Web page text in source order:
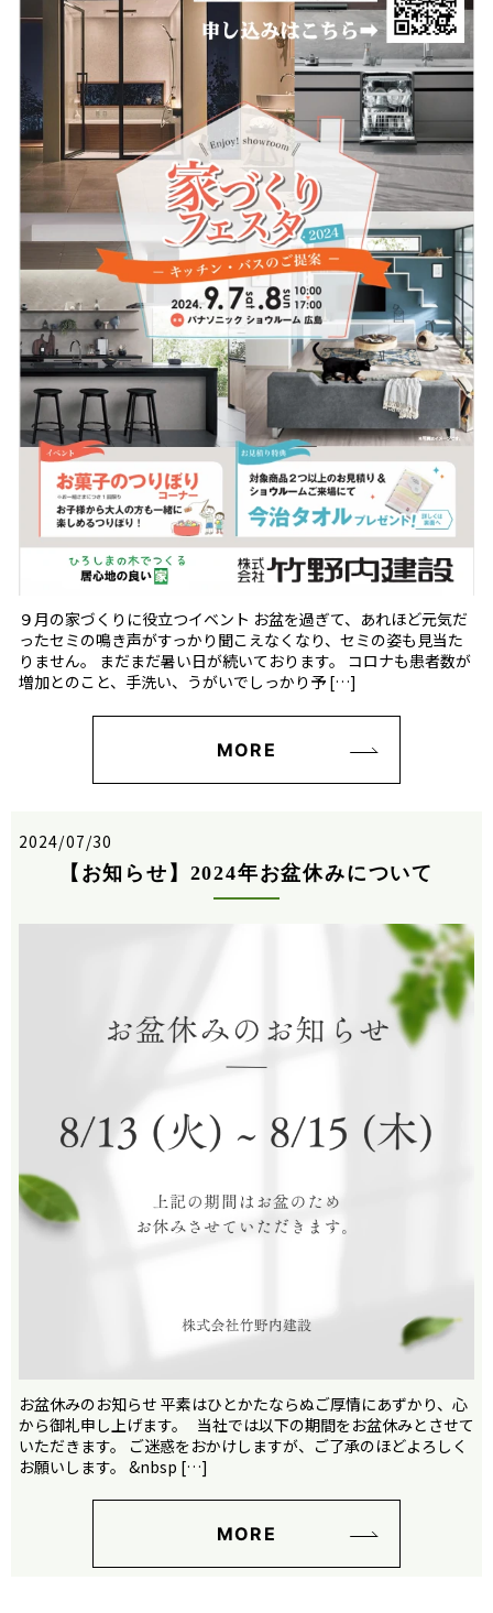
９月の家づくりに役立つイベント お盆を過ぎて、あれほど元気だ
ったセミの鳴き声がすっかり聞こえなくなり、セミの姿も見当た
りません。 まだまだ暑い日が続いております。 コロナも患者数が
増加とのこと、手洗い、うがいでしっかり予 […]
MORE
2024/07/30
【お知らせ】2024年お盆休みについて
お盆休みのお知らせ 平素はひとかたならぬご厚情にあずかり、心
から御礼申し上げます。 当社では以下の期間をお盆休みとさせて
いただきます。 ご迷惑をおかけしますが、ご了承のほどよろしく
お願いします。 &nbsp […]
MORE